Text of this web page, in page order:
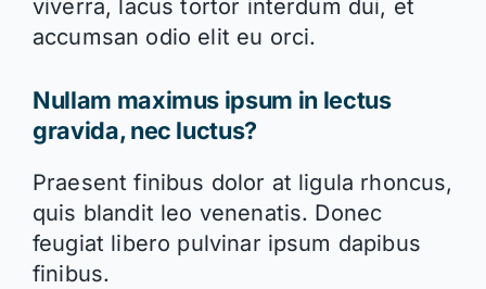
viverra, lacus tortor interdum dui, et
accumsan odio elit eu orci.
Nullam maximus ipsum in lectus
gravida, nec luctus?
Praesent finibus dolor at ligula rhoncus,
quis blandit leo venenatis. Donec
feugiat libero pulvinar ipsum dapibus
finibus.